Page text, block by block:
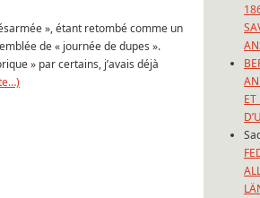
», étant retombé comme un
de « journée de dupes ».
» par certains, j’avais déjà